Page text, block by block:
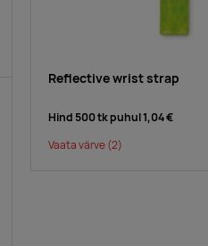
Reflective wrist strap
Hind 500 tk puhul1,04 €
Vaata värve(2)